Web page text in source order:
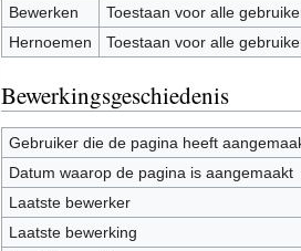
Bewerken
Toestaan voor alle
Hernoemen
Toestaan voor alle
Bewerkingsgeschiedenis
Gebruiker die de pagina heeft
Datum waarop de pagina is aangemaakt
Laatste bewerker
Laatste bewerking